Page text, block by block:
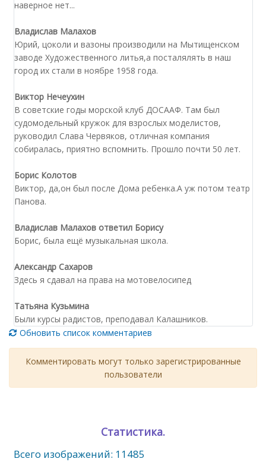
наверное нет...
Владислав Малахов
Юрий, цоколи и вазоны производили на Мытищенском
заводе Художественного литья,а посталялять в наш
город их стали в ноябре 1958 года.
Виктор Нечеухин
В советские годы морской клуб ДОСААФ. Там был
судомодельный кружок для взрослых моделистов,
руководил Слава Червяков, отличная компания
собиралась, приятно вспомнить. Прошло почти 50 лет.
Борис Колотов
Виктор, да,он был после Дома ребенка.А уж потом театр
Панова.
Владислав Малахов ответил Борису
Борис, была ещё музыкальная школа.
Александр Сахаров
Здесь я сдавал на права на мотовелосипед
Татьяна Кузьмина
Были курсы радистов, преподавал Калашников.
Обновить список комментариев
Комментировать могут только зарегистрированные
пользователи
Статистика.
Всего изображений: 11485